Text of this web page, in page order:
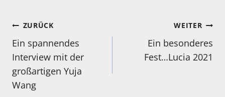
Beitragsnavigation
ZURÜCK
Ein spannendes
Interview mit der
großartigen Yuja
Wang
WEITER
Ein besonderes
Fest…Lucia 2021